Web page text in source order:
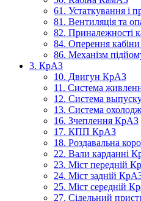
61. Устаткування і
81. Вентиляція та
82. Приналежності
84. Оперення
86. Механізм
3. КрАЗ
10. Двигун КрАЗ
11. Система
12. Система
13. Система
16. Зчеплення КрАЗ
17. КПП КрАЗ
18. Роздавальна
22. Вали карданні
23. Міст передній
24. Міст задній
25. Міст середній
27. Сідельний